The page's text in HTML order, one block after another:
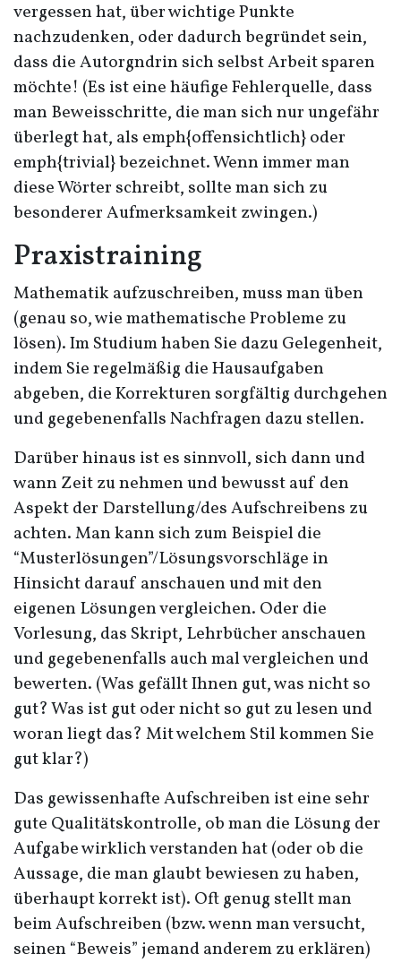
vergessen hat, über wichtige Punkte
nachzudenken, oder dadurch begründet sein,
dass die Autorgndrin sich selbst Arbeit sparen
möchte! (Es ist eine häufige Fehlerquelle, dass
man Beweisschritte, die man sich nur ungefähr
überlegt hat, als emph{offensichtlich} oder
emph{trivial} bezeichnet. Wenn immer man
diese Wörter schreibt, sollte man sich zu
besonderer Aufmerksamkeit zwingen.)
Praxistraining
Mathematik aufzuschreiben, muss man üben
(genau so, wie mathematische Probleme zu
lösen). Im Studium haben Sie dazu Gelegenheit,
indem Sie regelmäßig die Hausaufgaben
abgeben, die Korrekturen sorgfältig durchgehen
und gegebenenfalls Nachfragen dazu stellen.
Darüber hinaus ist es sinnvoll, sich dann und
wann Zeit zu nehmen und bewusst auf den
Aspekt der Darstellung/des Aufschreibens zu
achten. Man kann sich zum Beispiel die
“Musterlösungen”/Lösungsvorschläge in
Hinsicht darauf anschauen und mit den
eigenen Lösungen vergleichen. Oder die
Vorlesung, das Skript, Lehrbücher anschauen
und gegebenenfalls auch mal vergleichen und
bewerten. (Was gefällt Ihnen gut, was nicht so
gut? Was ist gut oder nicht so gut zu lesen und
woran liegt das? Mit welchem Stil kommen Sie
gut klar?)
Das gewissenhafte Aufschreiben ist eine sehr
gute Qualitätskontrolle, ob man die Lösung der
Aufgabe wirklich verstanden hat (oder ob die
Aussage, die man glaubt bewiesen zu haben,
überhaupt korrekt ist). Oft genug stellt man
beim Aufschreiben (bzw. wenn man versucht,
seinen “Beweis” jemand anderem zu erklären)